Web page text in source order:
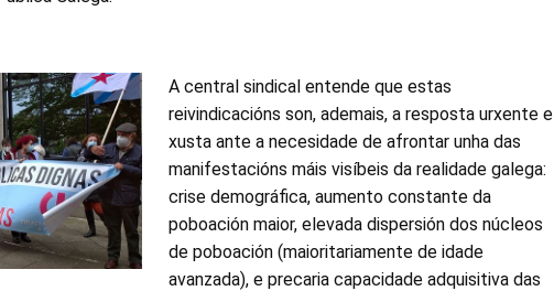
A central sindical entende que estas
reivindicacións son, ademais, a resposta urxente e
xusta ante a necesidade de afrontar unha das
manifestacións máis visíbeis da realidade galega:
crise demográfica, aumento constante da
poboación maior, elevada dispersión dos núcleos
de poboación (maioritariamente de idade
avanzada), e precaria capacidade adquisitiva das